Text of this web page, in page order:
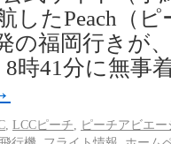
したPeach（
の福岡行きが
時41分に無事
LCCピーチ
ピーチアビエー